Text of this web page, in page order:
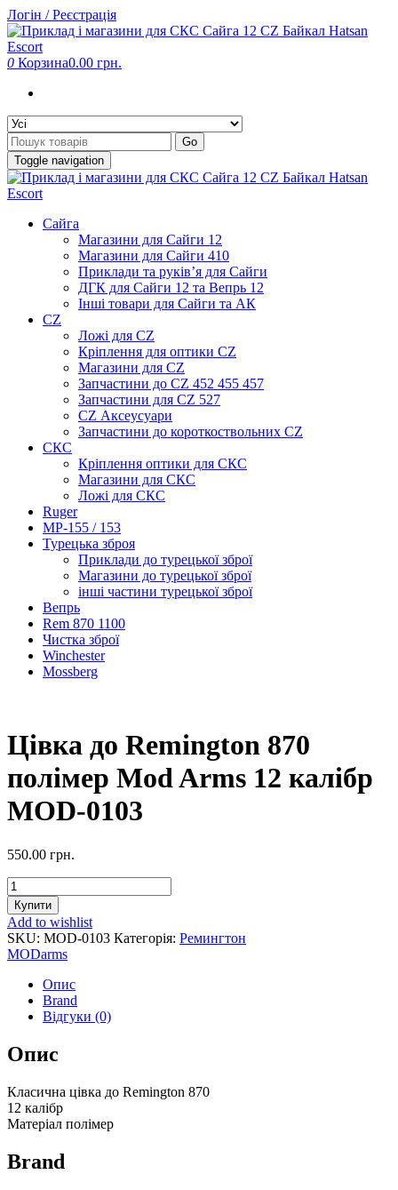
Skip
to
the
content
Логін / Реєстрація
0 Корзина0.00 грн.
Go
Toggle navigation
Сайга
Магазини для Сайги 12
Магазини для Сайги 410
Приклади та руків’я для Сайги
ДГК для Сайги 12 та Вепрь 12
Інші товари для Сайги та АК
CZ
Ложі для CZ
Кріплення для оптики CZ
Магазини для CZ
Запчастини до CZ 452 455 457
Запчастини для CZ 527
CZ Аксеусуари
Запчастини до короткоствольних CZ
СКС
Кріплення оптики для СКС
Магазини для СКС
Ложі для СКС
Ruger
МР-155 / 153
Турецька зброя
Приклади до турецької зброї
Магазини до турецької зброї
інші частини турецької зброї
Вепрь
Rem 870 1100
Чистка зброї
Winchester
Mossberg
Цівка до Remington 870
полімер Mod Arms 12 калібр
MOD-0103
550.00 грн.
Цівка
до
Remington
870
полімер
Mod
Arms
калібр
MOD-
0103
quantity
Купити
Add to wishlist
SKU: MOD-0103 Категорія: Ремингтон
MODarms
Опис
Brand
Відгуки (0)
Опис
Класична цівка до Remington 870
12 калібр
Матеріал полімер
Brand